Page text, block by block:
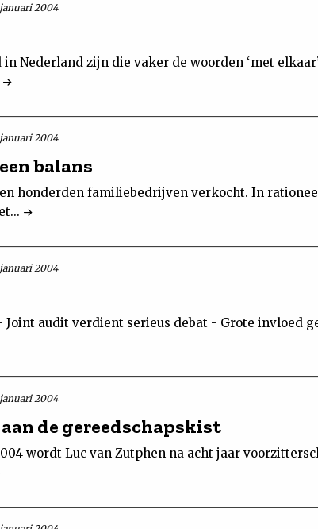
2004
in Nederland zijn die vaker de woorden ‘met
2004
balans
honderden familiebedrijven verkocht. In
2004
Joint audit verdient serieus debat - Grote invloed
2004
de gereedschapskist
wordt Luc van Zutphen na acht jaar